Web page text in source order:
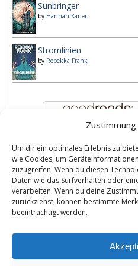
Um dir ein optimales Erlebnis zu
wie Cookies, um
zuzugreifen. Wenn du diesen
Daten wie das Surfverhalten oder
verarbeiten. Wenn du deine
zurückziehst, können bestimmte
beeinträchtigt werden.
Sunbringer
by Hannah Kaner
Stromlinien
by Rebekka Frank
Kategorien
Kategorien
Bibliothek
Meine Bibliothek durchsuchen